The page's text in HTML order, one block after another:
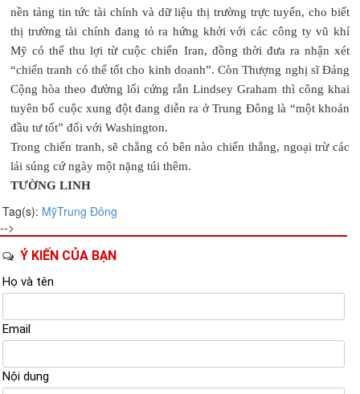
nền tảng tin tức tài chính và dữ liệu thị trường trực tuyến, cho biết
thị trường tài chính đang tỏ ra hứng khởi với các công ty vũ khí
Mỹ có thể thu lợi từ cuộc chiến Iran, đồng thời đưa ra nhận xét
“chiến tranh có thể tốt cho kinh doanh”. Còn Thượng nghị sĩ Đảng
Cộng hòa theo đường lối cứng rắn Lindsey Graham thì công khai
tuyên bố cuộc xung đột đang diễn ra ở Trung Đông là “một khoản
đầu tư tốt” đối với Washington.
Trong chiến tranh, sẽ chẳng có bên nào chiến thắng, ngoại trừ các
lái súng cứ ngày một nặng túi thêm.
TƯỜNG LINH
Tag(s): MỹTrung Đông
-->
Ý KIẾN CỦA BẠN
Họ và tên
Email
Nội dung